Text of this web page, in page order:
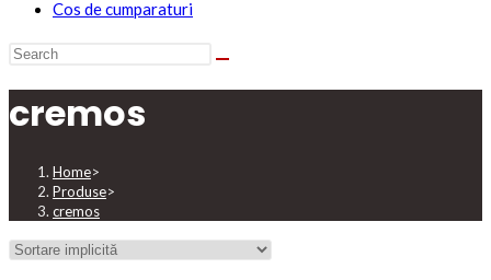
Cos de cumparaturi
cremos
Home>
Produse>
cremos